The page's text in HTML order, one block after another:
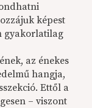
képest
gyakorlatilag
az énekes
hangja,
Ettől a
– viszont